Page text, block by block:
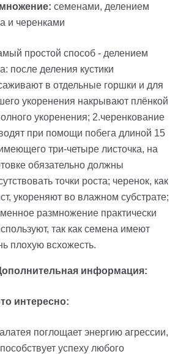
семенами, делением
и черенками
простой способ - делением
после деления кустики
в отдельные горшки и для
укоренения накрывают плёнкой
укоренения; 2.черенкование
при помощи побега длиной 15
три-четыре листочка, на
обязательно должны
точки роста; черенок, как
укореняют во влажном субстрате;
размножение практически
так как семена имеют
плохую всхожесть.
информация:
интересно:
поглощает энергию агрессии,
успеху любого